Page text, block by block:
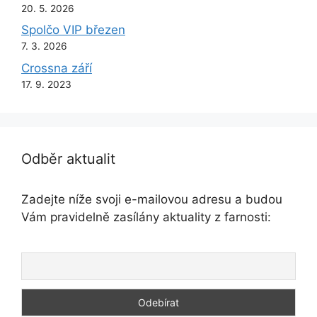
20. 5. 2026
Spolčo VIP březen
7. 3. 2026
Crossna září
17. 9. 2023
Odběr aktualit
Zadejte níže svoji e-mailovou adresu a budou
Vám pravidelně zasílány aktuality z farnosti: